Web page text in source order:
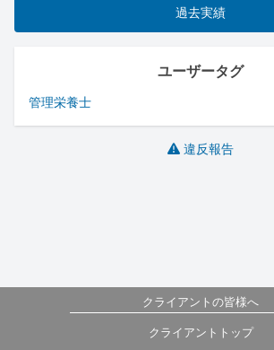
過去実績
ユーザータグ
管理栄養士
違反報告
クライアントの皆様へ
クライアントトップ